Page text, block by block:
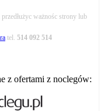
przedłużyc ważnośc strony lub
tel. 514 092 514
z ofertami z noclegów: